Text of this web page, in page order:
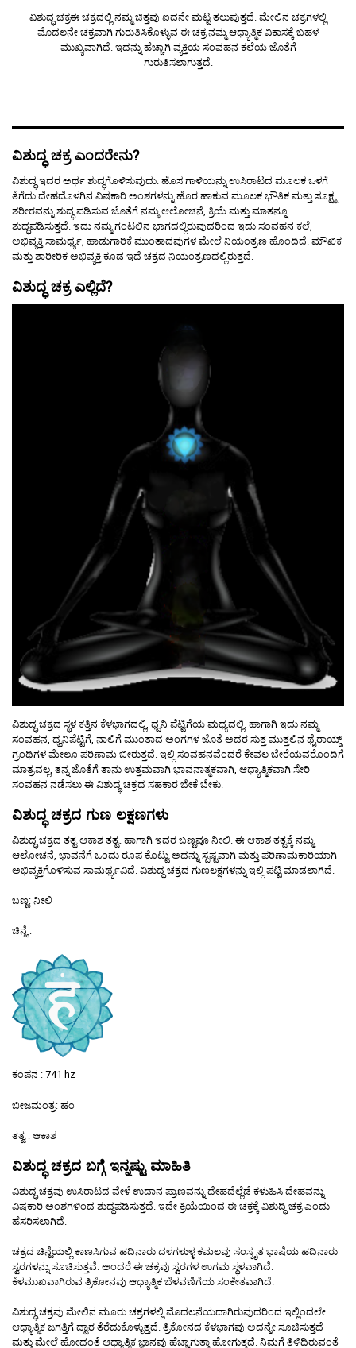
ವಿಶುದ್ಧ ಚಕ್ರಈ ಚಕ್ರದಲ್ಲಿ ನಮ್ಮ ಚಿತ್ತವು ಐದನೇ ಮಟ್ಟ ತಲುಪುತ್ತದೆ. ಮೇಲಿನ ಚಕ್ರಗಳಲ್ಲಿ
ಮೊದಲನೇ ಚಕ್ರವಾಗಿ ಗುರುತಿಸಿಕೊಳ್ಳುವ ಈ ಚಕ್ರ ನಮ್ಮ ಆಧ್ಯಾತ್ಮಿಕ ವಿಕಾಸಕ್ಕೆ ಬಹಳ
ಮುಖ್ಯವಾಗಿದೆ. ಇದನ್ನು ಹೆಚ್ಚಾಗಿ ವ್ಯಕ್ತಿಯ ಸಂವಹನ ಕಲೆಯ ಜೊತೆಗೆ
ಗುರುತಿಸಲಾಗುತ್ತದೆ.
ವಿಶುದ್ಧ ಚಕ್ರ ಎಂದರೇನು?
ವಿಶುದ್ಧ ಇದರ ಅರ್ಥ ಶುದ್ಧಗೊಳಿಸುವುದು. ಹೊಸ ಗಾಳಿಯನ್ನು ಉಸಿರಾಟದ ಮೂಲಕ ಒಳಗೆ
ತೆಗೆದು ದೇಹದೊಳಗಿನ ವಿಷಕಾರಿ ಅಂಶಗಳನ್ನು ಹೊರ ಹಾಕುವ ಮೂಲಕ ಭೌತಿಕ ಮತ್ತು ಸೂಕ್ಷ್ಮ
ಶರೀರವನ್ನು ಶುದ್ಧ ಪಡಿಸುವ ಜೊತೆಗೆ ನಮ್ಮ ಆಲೋಚನೆ, ಕ್ರಿಯೆ ಮತ್ತು ಮಾತನ್ನೂ
ಶುದ್ಧಪಡಿಸುತ್ತದೆ. ಇದು ನಮ್ಮ ಗಂಟಲಿನ ಭಾಗದಲ್ಲಿರುವುದರಿಂದ ಇದು ಸಂವಹನ ಕಲೆ,
ಅಭಿವ್ಯಕ್ತಿ ಸಾಮರ್ಥ್ಯ, ಹಾಡುಗಾರಿಕೆ ಮುಂತಾದವುಗಳ ಮೇಲೆ ನಿಯಂತ್ರಣ ಹೊಂದಿದೆ. ಮೌಖಿಕ
ಮತ್ತು ಶಾರೀರಿಕ ಅಭಿವ್ಯಕ್ತಿ ಕೂಡ ಇದೆ ಚಕ್ರದ ನಿಯಂತ್ರಣದಲ್ಲಿರುತ್ತದೆ.
ವಿಶುದ್ಧ ಚಕ್ರ ಎಲ್ಲಿದೆ?
ವಿಶುದ್ಧ ಚಕ್ರದ ಸ್ಥಳ ಕತ್ತಿನ ಕೆಳಭಾಗದಲ್ಲಿ, ಧ್ವನಿ ಪೆಟ್ಟಿಗೆಯ ಮಧ್ಯದಲ್ಲಿ. ಹಾಗಾಗಿ ಇದು ನಮ್ಮ
ಸಂವಹನ, ಧ್ವನಿಪೆಟ್ಟಿಗೆ, ನಾಲಿಗೆ ಮುಂತಾದ ಅಂಗಗಳ ಜೊತೆ ಅದರ ಸುತ್ತ ಮುತ್ತಲಿನ ಥೈರಾಯ್ಡ್
ಗ್ರಂಥಿಗಳ ಮೇಲೂ ಪರಿಣಾಮ ಬೀರುತ್ತದೆ. ಇಲ್ಲಿ ಸಂವಹನವೆಂದರೆ ಕೇವಲ ಬೇರೆಯವರೊಂದಿಗೆ
ಮಾತ್ರವಲ್ಲ, ತನ್ನ ಜೊತೆಗೆ ತಾನು ಉತ್ತಮವಾಗಿ ಭಾವನಾತ್ಮಕವಾಗಿ, ಆಧ್ಯಾತ್ಮಿಕವಾಗಿ ಸೇರಿ
ಸಂವಹನ ನಡೆಸಲು ಈ ವಿಶುದ್ಧ ಚಕ್ರದ ಸಹಕಾರ ಬೇಕೆ ಬೇಕು.
ವಿಶುದ್ಧ ಚಕ್ರದ ಗುಣ ಲಕ್ಷಣಗಳು
ವಿಶುದ್ಧ ಚಕ್ರದ ತತ್ವ ಆಕಾಶ ತತ್ವ. ಹಾಗಾಗಿ ಇದರ ಬಣ್ಣವೂ ನೀಲಿ. ಈ ಆಕಾಶ ತತ್ವಕ್ಕೆ ನಮ್ಮ
ಆಲೋಚನೆ, ಭಾವನೆಗೆ ಒಂದು ರೂಪ ಕೊಟ್ಟು ಅದನ್ನು ಸ್ಪಷ್ಟವಾಗಿ ಮತ್ತು ಪರಿಣಾಮಕಾರಿಯಾಗಿ
ಅಭಿವ್ಯಕ್ತಿಗೊಳಿಸುವ ಸಾಮರ್ಥ್ಯವಿದೆ. ವಿಶುದ್ಧ ಚಕ್ರದ ಗುಣಲಕ್ಷಗಳನ್ನು ಇಲ್ಲಿ ಪಟ್ಟಿ ಮಾಡಲಾಗಿದೆ.
ಬಣ್ಣ: ನೀಲಿ
ಚಿನ್ಹೆ :
ಕಂಪನ : 741 hz
ಬೀಜಮಂತ್ರ: ಹಂ
ತತ್ವ : ಆಕಾಶ
ವಿಶುದ್ಧ ಚಕ್ರದ ಬಗ್ಗೆ ಇನ್ನಷ್ಟು ಮಾಹಿತಿ
ವಿಶುದ್ಧ ಚಕ್ರವು ಉಸಿರಾಟದ ವೇಳೆ ಉದಾನ ಪ್ರಾಣವನ್ನು ದೇಹದೆಲ್ಲೆಡೆ ಕಳುಹಿಸಿ ದೇಹವನ್ನು
ವಿಷಕಾರಿ ಅಂಶಗಳಿಂದ ಶುದ್ಧಪಡಿಸುತ್ತದೆ. ಇದೇ ಕ್ರಿಯೆಯಿಂದ ಈ ಚಕ್ರಕ್ಕೆ ವಿಶುದ್ಧಿ ಚಕ್ರ ಎಂದು
ಹೆಸರಿಸಲಾಗಿದೆ.
ಚಕ್ರದ ಚಿನ್ಹೆಯಲ್ಲಿ ಕಾಣಸಿಗುವ ಹದಿನಾರು ದಳಗಳುಳ್ಳ ಕಮಲವು ಸಂಸ್ಕೃತ ಭಾಷೆಯ ಹದಿನಾರು
ಸ್ವರಗಳನ್ನು ಸೂಚಿಸುತ್ತವೆ. ಅಂದರೆ ಈ ಚಕ್ರವು ಸ್ವರಗಳ ಉಗಮ ಸ್ಥಳವಾಗಿದೆ.
ಕೆಳಮುಖವಾಗಿರುವ ತ್ರಿಕೋನವು ಆಧ್ಯಾತ್ಮಿಕ ಬೆಳವಣಿಗೆಯ ಸಂಕೇತವಾಗಿದೆ.
ವಿಶುದ್ಧ ಚಕ್ರವು ಮೇಲಿನ ಮೂರು ಚಕ್ರಗಳಲ್ಲಿ ಮೊದಲನೆಯದಾಗಿರುವುದರಿಂದ ಇಲ್ಲಿಂದಲೇ
ಆಧ್ಯಾತ್ಮಿಕ ಜಗತ್ತಿಗೆ ದ್ವಾರ ತೆರೆದುಕೊಳ್ಳುತ್ತದೆ. ತ್ರಿಕೋನದ ಕೆಳಭಾಗವು ಅದನ್ನೇ ಸೂಚಿಸುತ್ತದೆ
ಮತ್ತು ಮೇಲೆ ಹೋದಂತೆ ಆಧ್ಯಾತ್ಮಿಕ ಜ್ಞಾನವು ಹೆಚ್ಚಾಗುತ್ತಾ ಹೋಗುತ್ತದೆ. ನಿಮಗೆ ತಿಳಿದಿರುವಂತೆ